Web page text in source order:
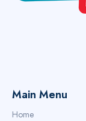
Main Menu
Home